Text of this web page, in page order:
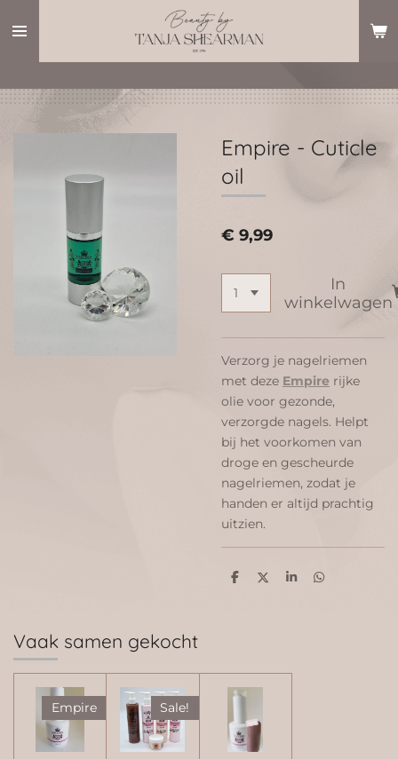
direct
hoofdinhoud
Empire - Cuticle
oil
€ 9,99
In
winkelwagen
Verzorg je nagelriemen
met deze Empire rijke
olie voor gezonde,
verzorgde nagels. Helpt
bij het voorkomen van
droge en gescheurde
nagelriemen, zodat je
handen er altijd prachtig
uitzien.
D
D
S
D
Vaak samen gekocht
Empire Sale!